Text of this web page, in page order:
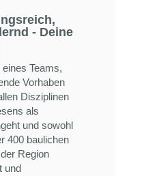
- Deine
eines Teams,
Vorhaben
Disziplinen
als
und sowohl
400 baulichen
Region
und